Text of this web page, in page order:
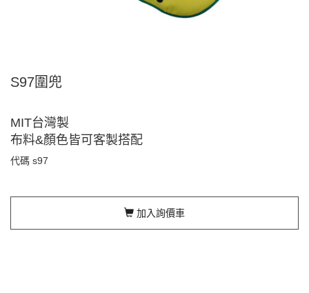
S97圍兜
MIT台灣製
布料&顏色皆可客製搭配
代碼 s97
加入詢價車